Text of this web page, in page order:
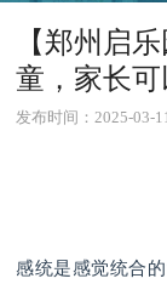
【郑州启
童，家长可
发布时间：2025-03-
感统是感觉统合